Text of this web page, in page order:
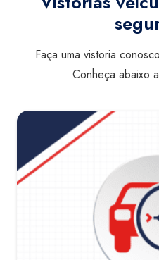
Faça uma vistoria
Conheça abaixo